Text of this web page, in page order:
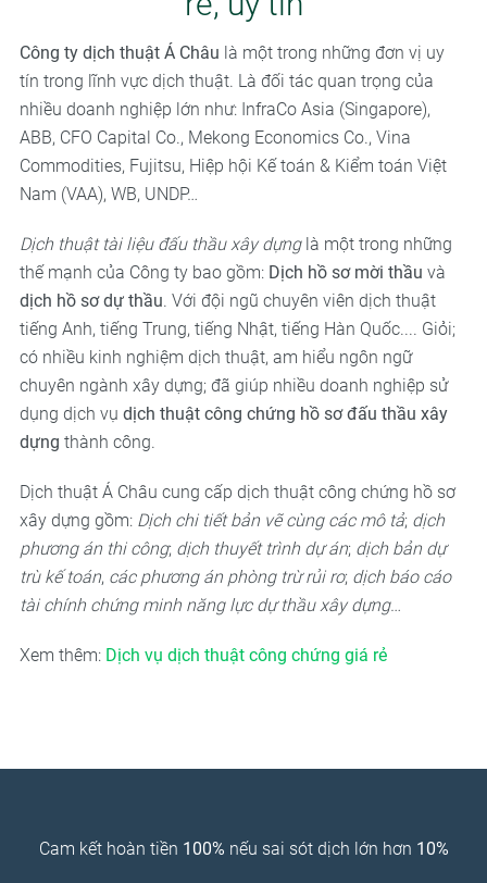
Công ty dịch thuật Á Châu là một trong những đơn vị uy
tín trong lĩnh vực dịch thuật. Là đối tác quan trọng của
nhiều doanh nghiệp lớn như: InfraCo Asia (Singapore),
ABB, CFO Capital Co., Mekong Economics Co., Vina
Commodities, Fujitsu, Hiệp hội Kế toán & Kiểm toán Việt
Nam (VAA), WB, UNDP…
Dịch thuật tài liệu đấu thầu xây dựnglà một trong những
thế mạnh của Công ty bao gồm: Dịch hồ sơ mời thầu và
dịch hồ sơ dự thầu. Với đội ngũ chuyên viên dịch thuật
tiếng Anh, tiếng Trung, tiếng Nhật, tiếng Hàn Quốc.... Giỏi;
có nhiều kinh nghiệm dịch thuật, am hiểu ngôn ngữ
chuyên ngành xây dựng; đã giúp nhiều doanh nghiệp sử
dụng dịch vụ dịch thuật công chứng hồ sơ đấu thầu xây
dựng thành công.
Dịch thuật Á Châu cung cấp dịch thuật công chứng hồ sơ
xây dựng gồm: Dịch chi tiết bản vẽ cùng các mô tả; dịch
phương án thi công; dịch thuyết trình dự án; dịch bản dự
trù kế toán, các phương án phòng trừ rủi ro; dịch báo cáo
tài chính chứng minh năng lực dự thầu xây dựng…
Xem thêm: Dịch vụ dịch thuật công chứng giá rẻ
Cam kết hoàn tiền 100% nếu sai sót dịch lớn hơn 10%